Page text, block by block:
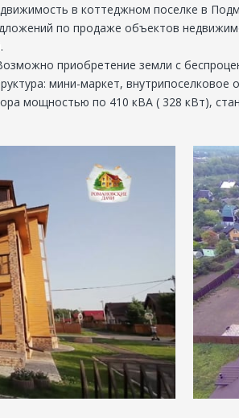
в коттеджном поселке в
по продаже объектов
приобретение земли с
мини-маркет,
мощностью по 410 кВА ( 328 кВт),